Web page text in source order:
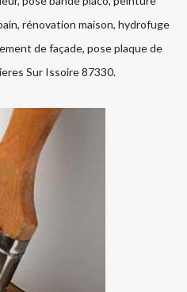
rénovation maison, hydrofuge
de façade, pose plaque de
Sur Issoire 87330.